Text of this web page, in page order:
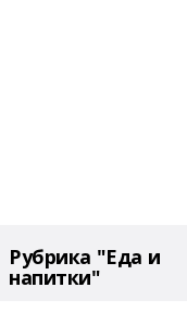
Рубрика "Еда и
напитки"